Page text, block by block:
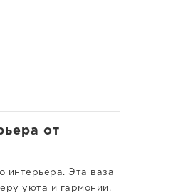
от
интерьера. Эта ваза
уюта и гармонии.